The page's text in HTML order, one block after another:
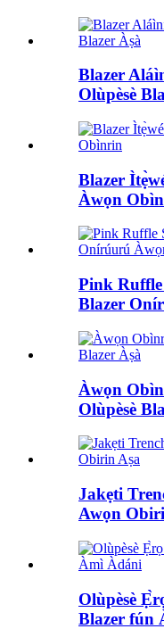
Blazer
Olùpèsè
Blazer
Àwọn
Pink Ruffle
Blazer
Àwọn
Olùpèsè
Jakẹti
Awọn
Olùpèsè
Blazer fún